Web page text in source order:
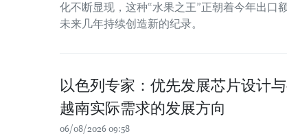
化不断显现，这种“水果之王”正朝着今年出口
未来几年持续创造新的纪录。
以色列专家：优先发展芯片设计
越南实际需求的发展方向
06/08/2026 09:58